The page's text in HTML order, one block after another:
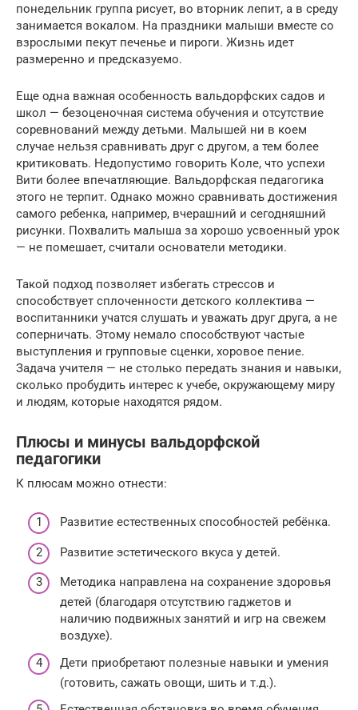
понедельник группа рисует, во вторник лепит, а в среду
занимается вокалом. На праздники малыши вместе со
взрослыми пекут печенье и пироги. Жизнь идет
размеренно и предсказуемо.
Еще одна важная особенность вальдорфских садов и
школ — безоценочная система обучения и отсутствие
соревнований между детьми. Малышей ни в коем
случае нельзя сравнивать друг с другом, а тем более
критиковать. Недопустимо говорить Коле, что успехи
Вити более впечатляющие. Вальдорфская педагогика
этого не терпит. Однако можно сравнивать достижения
самого ребенка, например, вчерашний и сегодняшний
рисунки. Похвалить малыша за хорошо усвоенный урок
— не помешает, считали основатели методики.
Такой подход позволяет избегать стрессов и
способствует сплоченности детского коллектива —
воспитанники учатся слушать и уважать друг друга, а не
соперничать. Этому немало способствуют частые
выступления и групповые сценки, хоровое пение.
Задача учителя — не столько передать знания и навыки,
сколько пробудить интерес к учебе, окружающему миру
и людям, которые находятся рядом.
Плюсы и минусы вальдорфской
педагогики
К плюсам можно отнести:
Развитие естественных способностей ребёнка.
Развитие эстетического вкуса у детей.
Методика направлена на сохранение здоровья
детей (благодаря отсутствию гаджетов и
наличию подвижных занятий и игр на свежем
воздухе).
Дети приобретают полезные навыки и умения
(готовить, сажать овощи, шить и т.д.).